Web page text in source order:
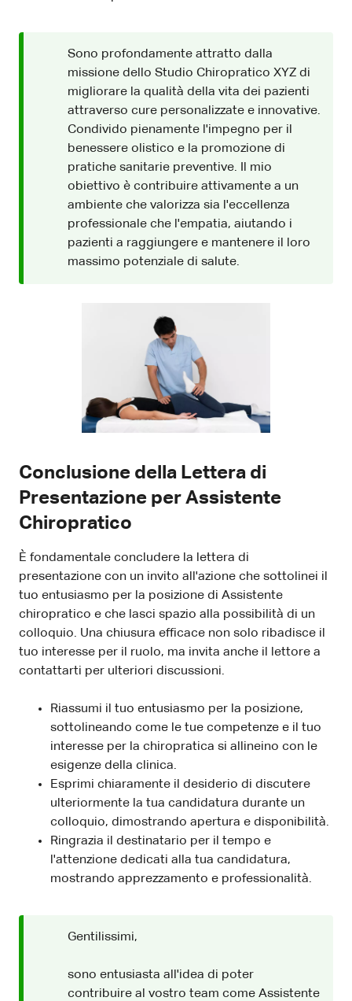
Sono profondamente attratto dalla
missione dello Studio Chiropratico XYZ di
migliorare la qualità della vita dei pazienti
attraverso cure personalizzate e innovative.
Condivido pienamente l'impegno per il
benessere olistico e la promozione di
pratiche sanitarie preventive. Il mio
obiettivo è contribuire attivamente a un
ambiente che valorizza sia l'eccellenza
professionale che l'empatia, aiutando i
pazienti a raggiungere e mantenere il loro
massimo potenziale di salute.
Conclusione della Lettera di
Presentazione per Assistente
Chiropratico
È fondamentale concludere la lettera di
presentazione con un invito all'azione che sottolinei il
tuo entusiasmo per la posizione di Assistente
chiropratico e che lasci spazio alla possibilità di un
colloquio. Una chiusura efficace non solo ribadisce il
tuo interesse per il ruolo, ma invita anche il lettore a
contattarti per ulteriori discussioni.
Riassumi il tuo entusiasmo per la posizione,
sottolineando come le tue competenze e il tuo
interesse per la chiropratica si allineino con le
esigenze della clinica.
Esprimi chiaramente il desiderio di discutere
ulteriormente la tua candidatura durante un
colloquio, dimostrando apertura e disponibilità.
Ringrazia il destinatario per il tempo e
l'attenzione dedicati alla tua candidatura,
mostrando apprezzamento e professionalità.
Gentilissimi,
sono entusiasta all'idea di poter
contribuire al vostro team come Assistente